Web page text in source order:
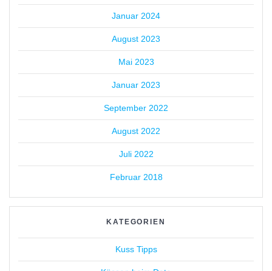
Januar 2024
August 2023
Mai 2023
Januar 2023
September 2022
August 2022
Juli 2022
Februar 2018
KATEGORIEN
Kuss Tipps